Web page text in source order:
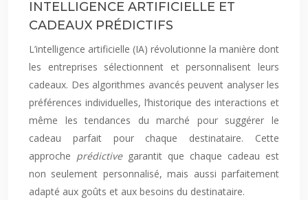
INTELLIGENCE ARTIFICIELLE ET
CADEAUX PRÉDICTIFS
L’intelligence artificielle (IA) révolutionne la manière dont
les entreprises sélectionnent et personnalisent leurs
cadeaux. Des algorithmes avancés peuvent analyser les
préférences individuelles, l’historique des interactions et
même les tendances du marché pour suggérer le
cadeau parfait pour chaque destinataire. Cette
approche prédictive garantit que chaque cadeau est
non seulement personnalisé, mais aussi parfaitement
adapté aux goûts et aux besoins du destinataire.